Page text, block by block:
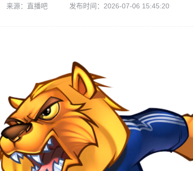
来源：直播吧 发布时间：2026-07-06 15:45:20